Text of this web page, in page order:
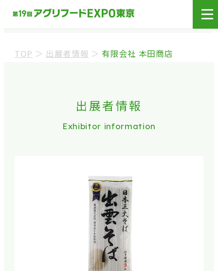
展示会場への入場には
来場登録が必要です。
来場事前登録（プレス）
※業界関係者を対象とした商談会であり、
TOP ＞ 出展者情報 ＞ 有限会社 本田商店
出展者情報
Exhibitor information